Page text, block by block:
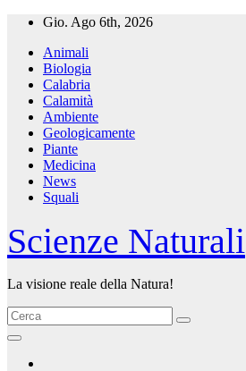
Salta
contenuto
Gio. Ago 6th, 2026
Animali
Biologia
Calabria
Calamità
Ambiente
Geologicamente
Piante
Medicina
News
Squali
Scienze Naturali
La visione reale della Natura!